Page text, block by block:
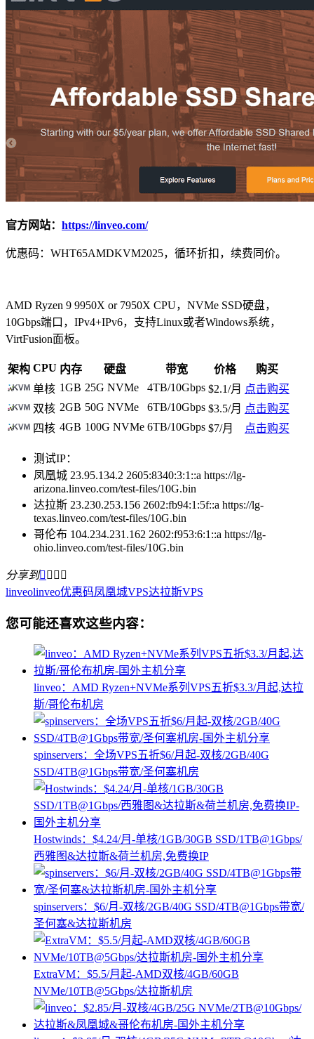
官方网站： https://linveo.com/
优惠码：WHT65AMDKVM2025，循环折扣，续费同价。
AMD Ryzen 9 9950X or 7950X CPU，NVMe SSD硬盘，
10Gbps端口，IPv4+IPv6，支持Linux或者Windows系统，
VirtFusion面板。
架构 CPU 内存 硬盘 带宽 价格
购买
单核 1GB 25G NVMe 4TB/10Gbps $2.1/月 点击购买
双核 2GB 50G NVMe 6TB/10Gbps $3.5/月 点击购买
四核 4GB 100G NVMe 6TB/10Gbps $7/月 点击购买
测试IP：
凤凰城 23.95.134.2 2605:8340:3:1::a https://lg-
arizona.linveo.com/test-files/10G.bin
达拉斯 23.230.253.156 2602:fb94:1:5f::a https://lg-
texas.linveo.com/test-files/10G.bin
哥伦布 104.234.231.162 2602:f953:6:1::a https://lg-
ohio.linveo.com/test-files/10G.bin
分享到   
linveolinveo优惠码凤凰城VPS达拉斯VPS
您可能还喜欢这些内容：
linveo：AMD Ryzen+NVMe系列VPS五折$3.3/月起,达拉
斯/哥伦布机房
spinservers：全场VPS五折$6/月起-双核/2GB/40G
SSD/4TB@1Gbps带宽/圣何塞机房
Hostwinds：$4.24/月-单核/1GB/30GB SSD/1TB@1Gbps/
西雅图&达拉斯&荷兰机房,免费换IP
spinservers：$6/月-双核/2GB/40G SSD/4TB@1Gbps带宽/
圣何塞&达拉斯机房
ExtraVM：$5.5/月起-AMD双核/4GB/60GB
NVMe/10TB@5Gbps/达拉斯机房